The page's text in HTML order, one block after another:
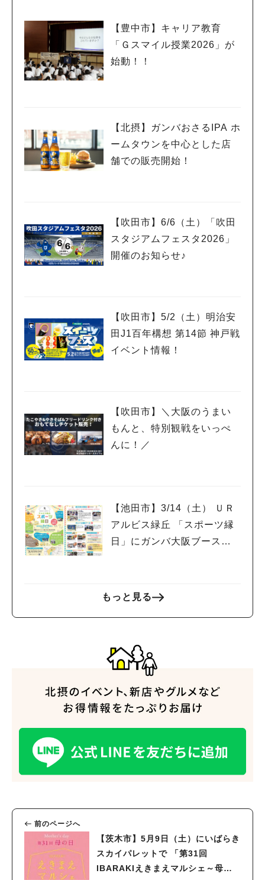
【豊中市】キャリア教育
「Ｇスマイル授業2026」が
始動！！
【北摂】ガンバおさるIPA ホ
ームタウンを中心とした店
舗での販売開始！
【吹田市】6/6（土）「吹田
スタジアムフェスタ2026」
開催のお知らせ♪
【吹田市】5/2（土）明治安
田J1百年構想 第14節 神戸戦
イベント情報！
【吹田市】＼大阪のうまい
もんと、特別観戦をいっぺ
んに！／
【池田市】3/14（土） ＵＲ
アルビス緑丘 「スポーツ縁
日」にガンバ大阪ブースを
もっと見る
前のページへ
【茨木市】5月9日（土）にいばらき
スカイパレットで 「第31回
IBARAKIえきまえマルシェ～母の
#今週どこいく？#自然とふれあう #カフェ#まとめ
#教えたい／教えて投稿記事
#あなたはどっち？